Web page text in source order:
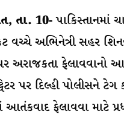
તા. 10-પાકિસ્તાનમાં
વચ્ચે અભિનેત્રી સહર
પર અરાજકતા ફેલાવવાનો
પર દિલ્હી પોલીસને
આતંકવાદ ફેલાવવા માટે